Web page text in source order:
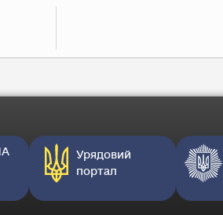
Урядовий
портал